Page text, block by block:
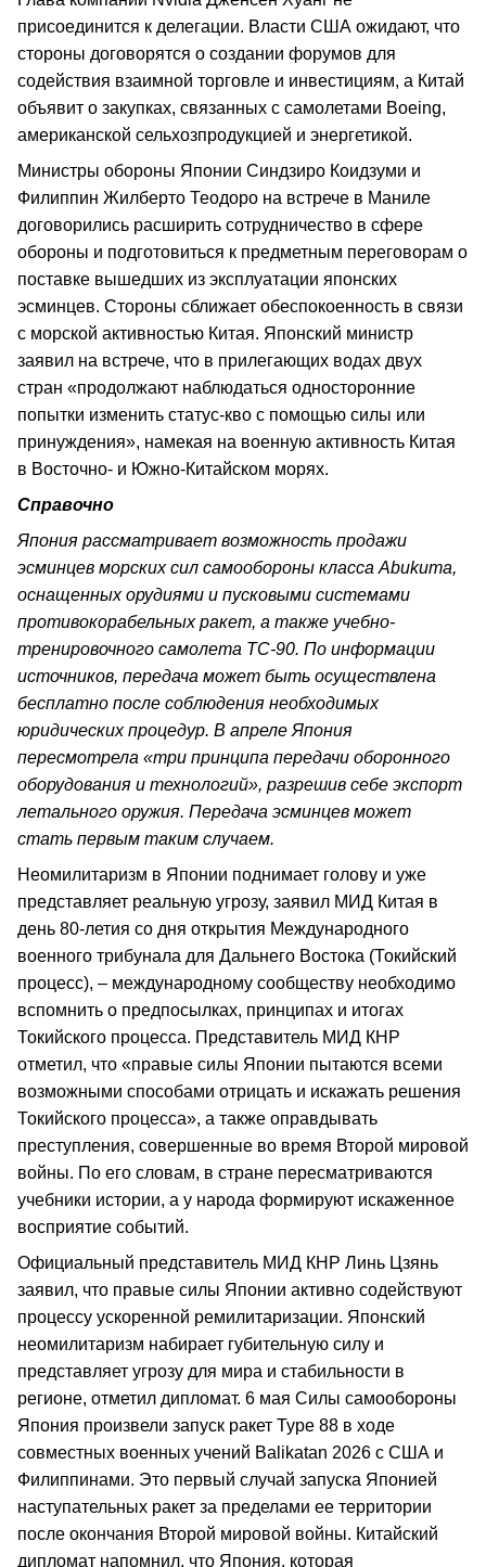
присоединится к делегации. Власти США ожидают, что
стороны договорятся о создании форумов для
содействия взаимной торговле и инвестициям, а Китай
объявит о закупках, связанных с самолетами Boeing,
американской сельхозпродукцией и энергетикой.
Министры обороны Японии Синдзиро Коидзуми и
Филиппин Жилберто Теодоро на встрече в Маниле
договорились расширить сотрудничество в сфере
обороны и подготовиться к предметным переговорам о
поставке вышедших из эксплуатации японских
эсминцев. Стороны сближает обеспокоенность в связи
с морской активностью Китая. Японский министр
заявил на встрече, что в прилегающих водах двух
стран «продолжают наблюдаться односторонние
попытки изменить статус-кво с помощью силы или
принуждения», намекая на военную активность Китая
в Восточно- и Южно-Китайском морях.
Справочно
Япония рассматривает возможность продажи
эсминцев морских сил самообороны класса Abukuma,
оснащенных орудиями и пусковыми системами
противокорабельных ракет, а также учебно-
тренировочного самолета TC-90. По информации
источников, передача может быть осуществлена
бесплатно после соблюдения необходимых
юридических процедур. В апреле Япония
пересмотрела «три принципа передачи оборонного
оборудования и технологий», разрешив себе экспорт
летального оружия. Передача эсминцев может
стать первым таким случаем.
Неомилитаризм в Японии поднимает голову и уже
представляет реальную угрозу, заявил МИД Китая в
день 80-летия со дня открытия Международного
военного трибунала для Дальнего Востока (Токийский
процесс), – международному сообществу необходимо
вспомнить о предпосылках, принципах и итогах
Токийского процесса. Представитель МИД КНР
отметил, что «правые силы Японии пытаются всеми
возможными способами отрицать и искажать решения
Токийского процесса», а также оправдывать
преступления, совершенные во время Второй мировой
войны. По его словам, в стране пересматриваются
учебники истории, а у народа формируют искаженное
восприятие событий.
Официальный представитель МИД КНР Линь Цзянь
заявил, что правые силы Японии активно содействуют
процессу ускоренной ремилитаризации. Японский
неомилитаризм набирает губительную силу и
представляет угрозу для мира и стабильности в
регионе, отметил дипломат. 6 мая Силы самообороны
Япония произвели запуск ракет Type 88 в ходе
совместных военных учений Balikatan 2026 с США и
Филиппинами. Это первый случай запуска Японией
наступательных ракет за пределами ее территории
после окончания Второй мировой войны. Китайский
дипломат напомнил, что Япония, которая